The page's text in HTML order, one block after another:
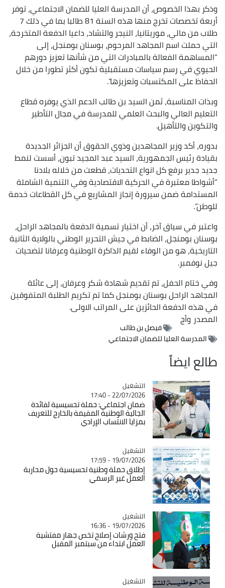
وذكر بهذا الخصوص، أن المدرسة العليا للضمان الاجتماعي، توفر
أربعة تخصصات تخرج منها هذه السنة 81 طالبا بما في ذلك 7
طلاب من مالي، موريتانيا، النيجر والتشاد، داعيا الدفعة المتخرجة،
التي حملت اسم المجاهد المرحوم، بوسنان بومنجل، إلى
“المساهمة الفعالة بالمبادرات التي من شأنها تعزيز دورهم
الحيوي في رسم سياسات مستقبلية تكون أكثر تطورا من خلال
الحفاظ على المكتسبات وتعزيزها”.
وبذات المناسبة، ثمن السيد بن طالب الدعم الذي يوفره قطاع
التعليم العالي والبحث العلمي للمدرسة في مجال التأطير
والتكوين والتأهيل.
بدوره، أكد وزير المجاهدين وذوي الحقوق أن الجزائر الجديدة
بقيادة رئيس الجمهورية، السيد عبد المجيد تبون، أسست لنمط
جديد جدير برفع كل انواع التحديات، قطعت من خلاله بلادنا
“أشواطا معتبرة في الحركية الاقتصادية وفي التنمية الشاملة
المستدامة ضمن سيرورة إنجاز المشاريع في كل القطاعات خدمة
للوطن”.
واعتبر في سياق آخر، أن اختيار تسمية الدفعة بالمجاهد الراحل،
بوسنان بومنجل، الضابط في جيش التحرير الوطني بالولاية الثانية
التاريخية، هو من الوفاء لقيم الذاكرة الوطنية وعرفانا لتضحيات
جيل نوفمبر.
وفي ختام الحفل، تم تقديم شهادة شكر وعرفان، إلى عائلة
المجاهد الراحل بوسنان بومنجل كما تم تكريم الطلبة المتفوقين
في هذه الدفعة الحائزين على المراتب الاولى.
المصدروأج
فيصل بن طالب
المدرسة العليا للضمان الاجتماعي
طالع ايضاً
Catégorie
التشغيل
22/07/2026 - 17:40
ضمان اجتماعي: حملة تحسيسية لفائدة
الجالية الوطنية المقيمة بالخارج للتعريف
بمزايا الانتساب الإرادي
Catégorie
التشغيل
19/07/2026 - 17:59
إطلاق حملة وطنية تحسيسية حول محاربة
العمل غير الرسمي
Catégorie
التشغيل
19/07/2026 - 16:36
فتح ورشات إصلاح تخص جهاز مفتشية
العمل ابتداء من سبتمبر المقبل
Catégorie
التشغيل